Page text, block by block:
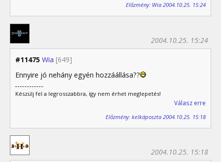
Előzmény: Wia 2004.10.25. 15:24
#11475 Wia [649]
2004.10.25. 15:24
Ennyire jó nehány egyén hozzáállása??
Készülj fel a legrosszabbra, így nem érhet meglepetés!
Válasz erre
Előzmény: kelkáposzta 2004.10.25. 15:18
2004.10.25. 15:18